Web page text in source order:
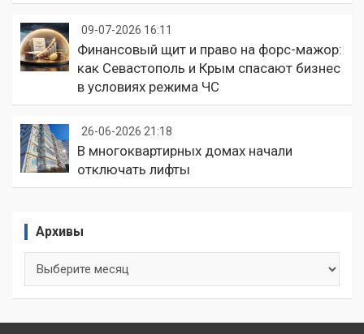
09-07-2026 16:11
Финансовый щит и право на форс-мажор:
как Севастополь и Крым спасают бизнес
в условиях режима ЧС
26-06-2026 21:18
В многоквартирных домах начали
отключать лифты
Архивы